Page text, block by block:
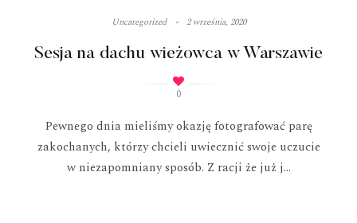
Uncategorized 2 września, 2020
Sesja na dachu wieżowca w Warszawie
0
Pewnego dnia mieliśmy okazję fotografować parę
zakochanych, którzy chcieli uwiecznić swoje uczucie
w niezapomniany sposób. Z racji że już j...